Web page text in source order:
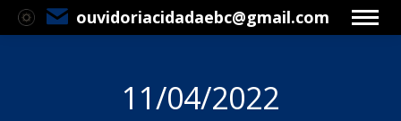
ouvidoriacidadaebc@gmail.com
11/04/2022